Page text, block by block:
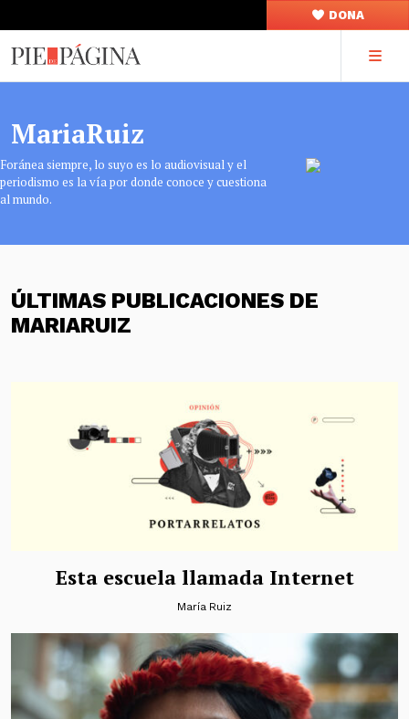
DONA
MariaRuiz
Foránea siempre, lo suyo es lo audiovisual y el
periodismo es la vía por donde conoce y cuestiona
al mundo.
ÚLTIMAS PUBLICACIONES DE
MARIARUIZ
Esta escuela llamada Internet
María Ruiz